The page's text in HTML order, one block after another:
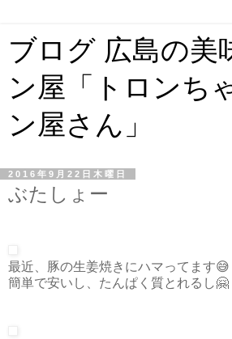
ブログ 広島の美
ン屋「トロンち
ン屋さん」
2016年9月22日木曜日
ぶたしょー
最近、豚の生姜焼きにハマってます😅
簡単で安いし、たんぱく質とれるし🤗